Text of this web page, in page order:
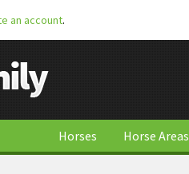
an account.
Horses Horse Areas